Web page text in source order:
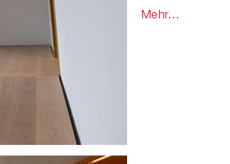
Mehr…